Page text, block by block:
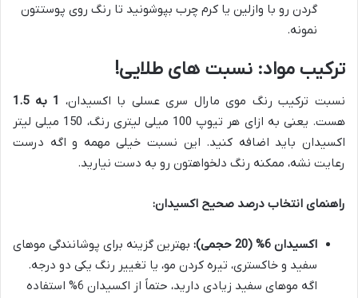
گردن رو با وازلین یا کرم چرب بپوشونید تا رنگ روی پوستتون
نمونه.
ترکیب مواد: نسبت های طلایی!
نسبت ترکیب رنگ موی مارال سری عسلی با اکسیدان، 1 به 1.5
هست. یعنی به ازای هر تیوپ 100 میلی لیتری رنگ، 150 میلی لیتر
اکسیدان باید اضافه کنید. این نسبت خیلی مهمه و اگه درست
رعایت نشه، ممکنه رنگ دلخواهتون رو به دست نیارید.
راهنمای انتخاب درصد صحیح اکسیدان:
اکسیدان 6% (20 حجمی):
بهترین گزینه برای پوشانندگی موهای
سفید و خاکستری، تیره کردن مو، یا تغییر رنگ یکی دو درجه.
اگه موهای سفید زیادی دارید، حتماً از اکسیدان 6% استفاده